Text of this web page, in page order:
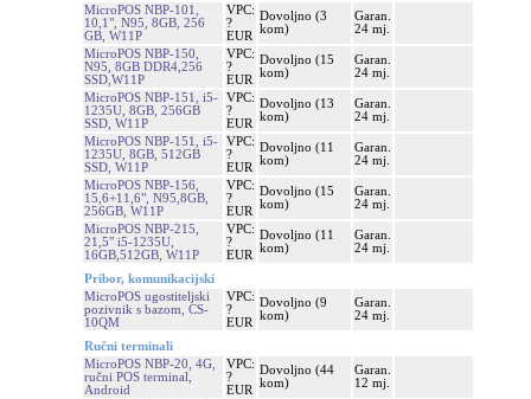
MicroPOS NBP-101,
10,1", N95, 8GB, 256
GB, W11P
VPC:
?
EUR
Dovoljno (3
kom)
Garan.
24 mj.
MicroPOS NBP-150,
N95, 8GB DDR4,256
SSD,W11P
VPC:
?
EUR
Dovoljno (15
kom)
Garan.
24 mj.
MicroPOS NBP-151, i5-
1235U, 8GB, 256GB
SSD, W11P
VPC:
?
EUR
Dovoljno (13
kom)
Garan.
24 mj.
MicroPOS NBP-151, i5-
1235U, 8GB, 512GB
SSD, W11P
VPC:
?
EUR
Dovoljno (11
kom)
Garan.
24 mj.
MicroPOS NBP-156,
15,6+11,6", N95,8GB,
256GB, W11P
VPC:
?
EUR
Dovoljno (15
kom)
Garan.
24 mj.
MicroPOS NBP-215,
21,5" i5-1235U,
16GB,512GB, W11P
VPC:
?
EUR
Dovoljno (11
kom)
Garan.
24 mj.
Pribor, komunikacijski
MicroPOS ugostiteljski
pozivnik s bazom, CS-
10QM
VPC:
?
EUR
Dovoljno (9
kom)
Garan.
24 mj.
Ručni terminali
MicroPOS NBP-20, 4G,
ručni POS terminal,
Android
VPC:
?
EUR
Dovoljno (44
kom)
Garan.
12 mj.